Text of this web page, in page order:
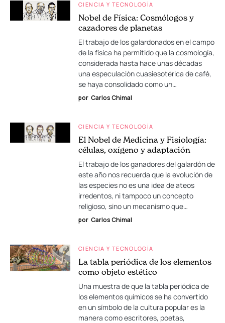
CIENCIA Y TECNOLOGÍA
Nobel de Física: Cosmólogos y
cazadores de planetas
El trabajo de los galardonados en el campo
de la física ha permitido que la cosmología,
considerada hasta hace unas décadas
una especulación cuasiesotérica de café,
se haya consolidado como un…
por Carlos Chimal
CIENCIA Y TECNOLOGÍA
El Nobel de Medicina y Fisiología:
células, oxígeno y adaptación
El trabajo de los ganadores del galardón de
este año nos recuerda que la evolución de
las especies no es una idea de ateos
irredentos, ni tampoco un concepto
religioso, sino un mecanismo que…
por Carlos Chimal
CIENCIA Y TECNOLOGÍA
La tabla periódica de los elementos
como objeto estético
Una muestra de que la tabla periódica de
los elementos químicos se ha convertido
en un símbolo de la cultura popular es la
manera como escritores, poetas,